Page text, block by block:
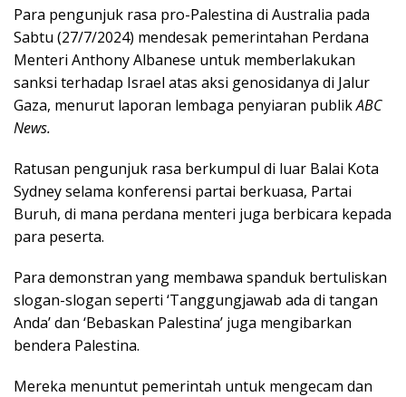
Para pengunjuk rasa pro-Palestina di Australia pada
Sabtu (27/7/2024) mendesak pemerintahan Perdana
Menteri Anthony Albanese untuk memberlakukan
sanksi terhadap Israel atas aksi genosidanya di Jalur
Gaza, menurut laporan lembaga penyiaran publikABC
News.
Ratusan pengunjuk rasa berkumpul di luar Balai Kota
Sydney selama konferensi partai berkuasa, Partai
Buruh, di mana perdana menteri juga berbicara kepada
para peserta.
Para demonstran yang membawa spanduk bertuliskan
slogan-slogan seperti ‘Tanggungjawab ada di tangan
Anda’ dan ‘Bebaskan Palestina’ juga mengibarkan
bendera Palestina.
Mereka menuntut pemerintah untuk mengecam dan